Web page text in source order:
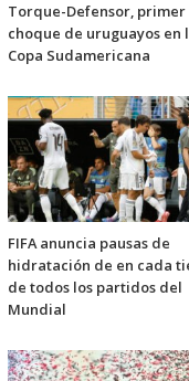
Torque-Defensor, primer
choque de uruguayos en
Copa Sudamericana
FIFA anuncia pausas de
hidratación de en cada
de todos los partidos del
Mundial